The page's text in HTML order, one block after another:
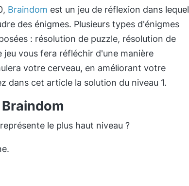
Braindom est un jeu de réflexion dans lequel
des énigmes. Plusieurs types d'énigmes
: résolution de puzzle, résolution de
jeu vous fera réfléchir d'une manière
votre cerveau, en améliorant votre
dans cet article la solution du niveau 1.
le plus haut niveau ?